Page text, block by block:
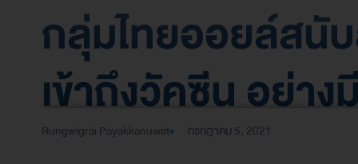
กลุ่มไทยออยล์สนับ
เข้าถึงวัคซีน อย่า
Rungwigrai Payakkanuwat กรกฎาคม 5, 2021